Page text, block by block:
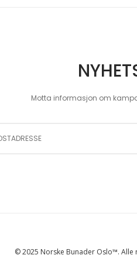
Motta informasjon om
© 2025 Norske Bunader Oslo™. Alle